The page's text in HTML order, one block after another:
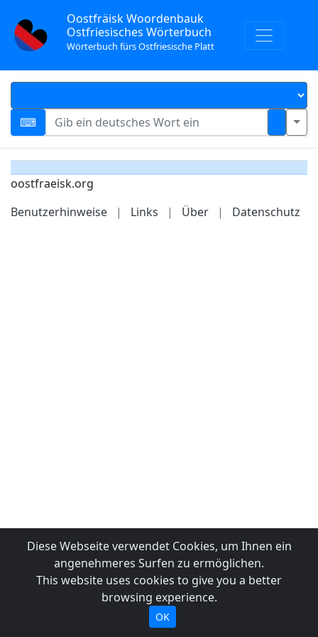
Oostfräisk Woordenbauk
Ostfriesisches Wörterbuch
Wörterbuch fürs Ostfriesische Platt
oostfraeisk.org
Benutzerhinweise
| Links | Über | Datenschutz
Diese Webseite verwendet Cookies, um Ihnen ein
angenehmeres Surfen zu ermöglichen.
This website uses cookies to give you a better
browsing experience.
OK